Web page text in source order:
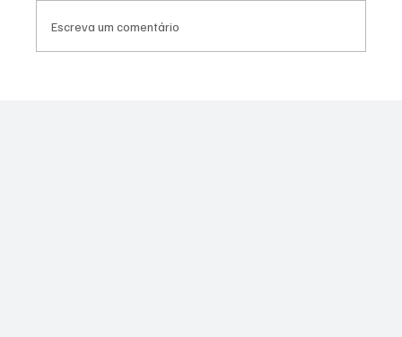
Escreva um comentário